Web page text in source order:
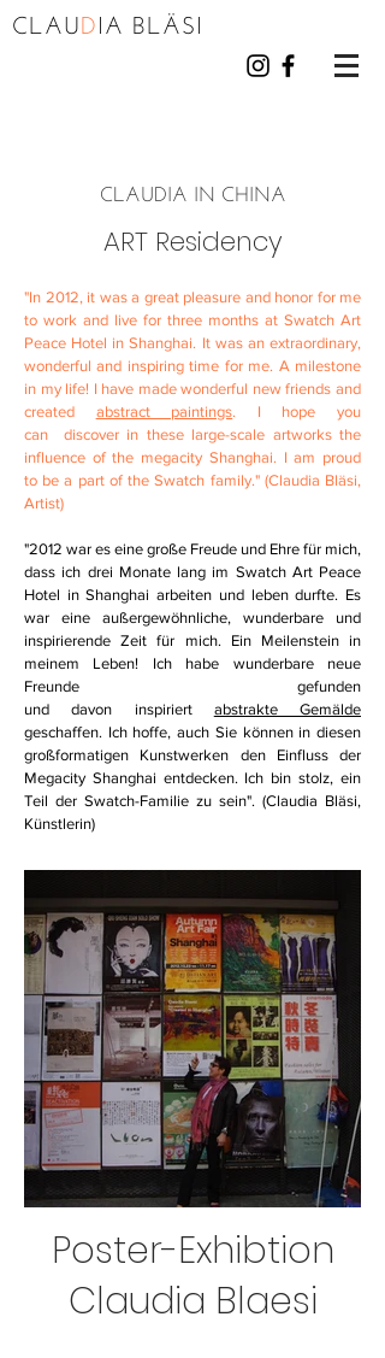
CLAUD I A BLÄS I
CLAUDIA IN CHINA
ART Residency
"In 2012, it was a great pleasure and honor for me
to work and live for three months at Swatch Art
Peace Hotel in Shanghai. It was an extraordinary,
wonderful and inspiring time for me. A milestone
in my life! I have made wonderful new friends and
created abstract paintings. I hope you
can discover in these large-scale artworks the
influence of the megacity Shanghai. I am proud
to be a part of the Swatch family." (Claudia Bläsi,
Artist)
"2012 war es eine große Freude und Ehre für mich,
dass ich drei Monate lang im Swatch Art Peace
Hotel in Shanghai arbeiten und leben durfte. Es
war eine außergewöhnliche, wunderbare und
inspirierende Zeit für mich. Ein Meilenstein in
meinem Leben! Ich habe wunderbare neue
Freunde gefunden
und davon inspiriert abstrakte Gemälde
geschaffen. Ich hoffe, auch Sie können in diesen
großformatigen Kunstwerken den Einfluss der
Megacity Shanghai entdecken. Ich bin stolz, ein
Teil der Swatch-Familie zu sein". (Claudia Bläsi,
Künstlerin)
Poster-Exhibtion
Claudia Blaesi